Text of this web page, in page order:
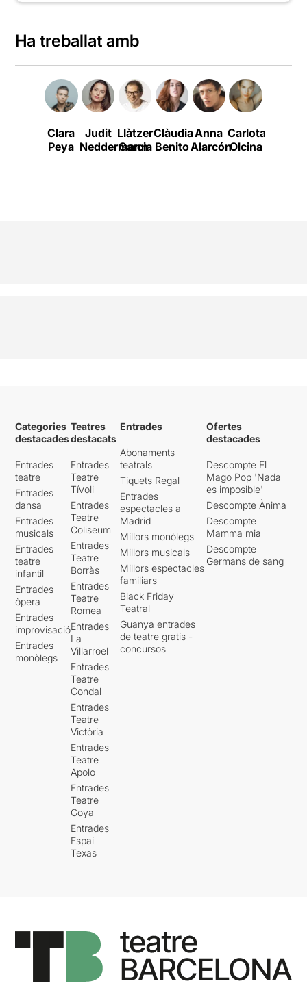
Ha treballat amb
Clara
Peya
Judit
Neddermann
Llàtzer
Garcia
Clàudia
Benito
Anna
Alarcón
Carlota
Olcina
Raimon
Categories
destacades
Entrades
teatre
Entrades
dansa
Entrades
musicals
Entrades
teatre
infantil
Entrades
òpera
Entrades
improvisació
Entrades
monòlegs
Teatres
destacats
Entrades
Teatre
Tívoli
Entrades
Teatre
Coliseum
Entrades
Teatre
Borràs
Entrades
Teatre
Romea
Entrades
La
Villarroel
Entrades
Teatre
Condal
Entrades
Teatre
Victòria
Entrades
Teatre
Apolo
Entrades
Teatre
Goya
Entrades
Espai
Texas
Entrades
Abonaments
teatrals
Tiquets Regal
Entrades
espectacles a
Madrid
Millors monòlegs
Millors musicals
Millors espectacles
familiars
Black Friday
Teatral
Guanya entrades
de teatre gratis -
concursos
Ofertes
destacades
Descompte El
Mago Pop 'Nada
es imposible'
Descompte Ànima
Descompte
Mamma mia
Descompte
Germans de sang